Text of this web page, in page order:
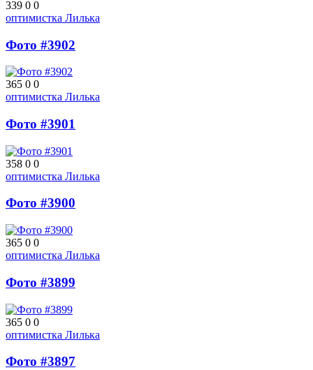
339 0 0
оптимистка Лилька
Фото #3902
365 0 0
оптимистка Лилька
Фото #3901
358 0 0
оптимистка Лилька
Фото #3900
365 0 0
оптимистка Лилька
Фото #3899
365 0 0
оптимистка Лилька
Фото #3897